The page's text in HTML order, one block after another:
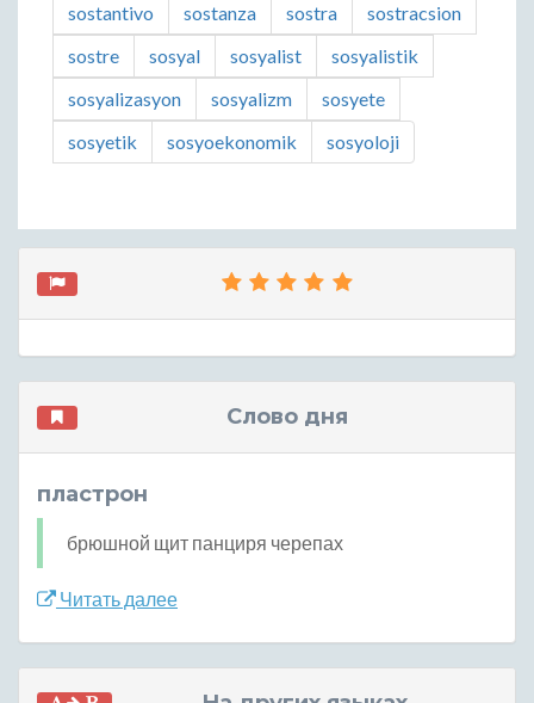
sostantivo
sostanza sostra
sostracsion
sostre
sosyal sosyalist
sosyalistik
sosyalizasyon
sosyalizm
sosyete
sosyetik
sosyoekonomik sosyoloji
Слово дня
пластрон
брюшной щит панциря черепах
Читать далее